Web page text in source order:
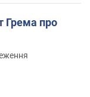
Грема про